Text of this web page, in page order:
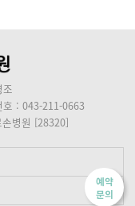
예약
문의
호 : 043-211-0663
병원 [28320]